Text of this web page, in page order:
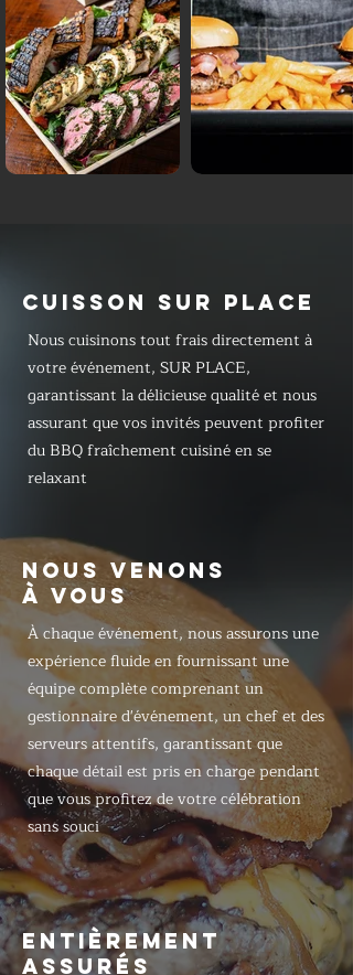
CUISSON SUR PLACE
Nous cuisinons tout frais directement à
votre événement, SUR PLACE,
garantissant la délicieuse qualité et nous
assurant que vos invités peuvent profiter
du BBQ fraîchement cuisiné en se
relaxant
NOUS VENONS
À VOUS
À chaque événement, nous assurons une
expérience fluide en fournissant une
équipe complète comprenant un
gestionnaire d'événement, un chef et des
serveurs attentifs, garantissant que
chaque détail est pris en charge pendant
que vous profitez de votre célébration
sans souci
ENTIÈREMENT
ASSURÉS